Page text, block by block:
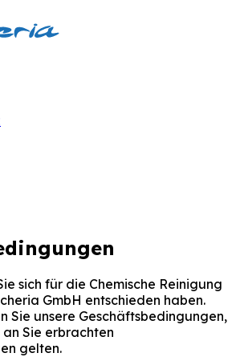
sich für die Chemische Reinigung
GmbH entschieden haben.
Sie unsere Geschäftsbedingungen,
Sie erbrachten
gelten.